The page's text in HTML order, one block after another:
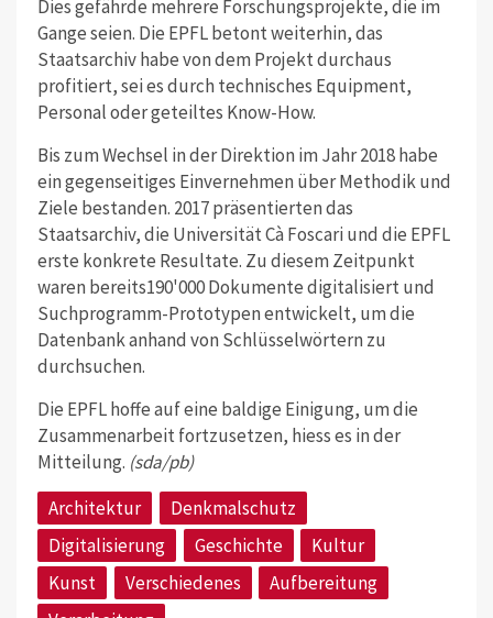
Dies gefährde mehrere Forschungsprojekte, die im
Gange seien. Die EPFL betont weiterhin, das
Staatsarchiv habe von dem Projekt durchaus
profitiert, sei es durch technisches Equipment,
Personal oder geteiltes Know-How.
Bis zum Wechsel in der Direktion im Jahr 2018 habe
ein gegenseitiges Einvernehmen über Methodik und
Ziele bestanden. 2017 präsentierten das
Staatsarchiv, die Universität Cà Foscari und die EPFL
erste konkrete Resultate. Zu diesem Zeitpunkt
waren bereits190'000 Dokumente digitalisiert und
Suchprogramm-Prototypen entwickelt, um die
Datenbank anhand von Schlüsselwörtern zu
durchsuchen.
Die EPFL hoffe auf eine baldige Einigung, um die
Zusammenarbeit fortzusetzen, hiess es in der
Mitteilung. (sda/pb)
Architektur
Denkmalschutz
Digitalisierung
Geschichte
Kultur
Kunst
Verschiedenes
Aufbereitung